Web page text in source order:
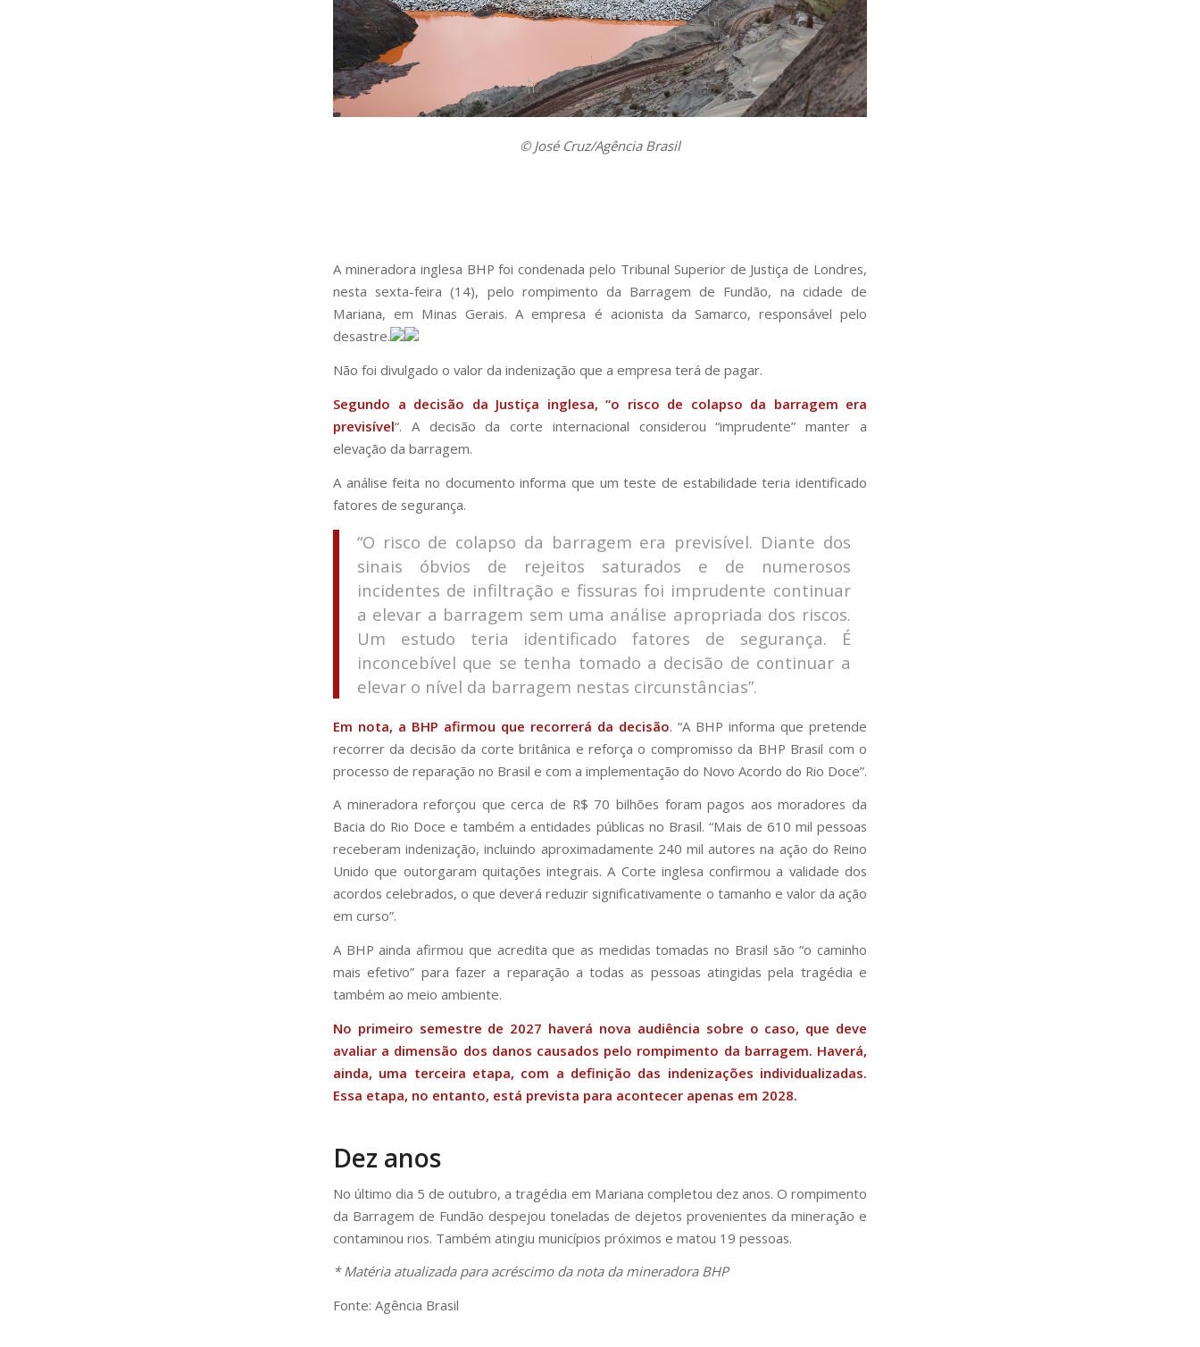
© José Cruz/Agência Brasil
A mineradora inglesa BHP foi condenada pelo Tribunal Superior de Justiça de Londres,
nesta sexta-feira (14), pelo rompimento da Barragem de Fundão, na cidade de
Mariana, em Minas Gerais. A empresa é acionista da Samarco, responsável pelo
desastre.
Não foi divulgado o valor da indenização que a empresa terá de pagar.
Segundo a decisão da Justiça inglesa, “o risco de colapso da barragem era
previsível“. A decisão da corte internacional considerou “imprudente” manter a
elevação da barragem.
A análise feita no documento informa que um teste de estabilidade teria identificado
fatores de segurança.
“O risco de colapso da barragem era previsível. Diante dos
sinais óbvios de rejeitos saturados e de numerosos
incidentes de infiltração e fissuras foi imprudente continuar
a elevar a barragem sem uma análise apropriada dos riscos.
Um estudo teria identificado fatores de segurança. É
inconcebível que se tenha tomado a decisão de continuar a
elevar o nível da barragem nestas circunstâncias”.
Em nota, a BHP afirmou que recorrerá da decisão. “A BHP informa que pretende
recorrer da decisão da corte britânica e reforça o compromisso da BHP Brasil com o
processo de reparação no Brasil e com a implementação do Novo Acordo do Rio Doce”.
A mineradora reforçou que cerca de R$ 70 bilhões foram pagos aos moradores da
Bacia do Rio Doce e também a entidades públicas no Brasil. “Mais de 610 mil pessoas
receberam indenização, incluindo aproximadamente 240 mil autores na ação do Reino
Unido que outorgaram quitações integrais. A Corte inglesa confirmou a validade dos
acordos celebrados, o que deverá reduzir significativamente o tamanho e valor da ação
em curso”.
A BHP ainda afirmou que acredita que as medidas tomadas no Brasil são “o caminho
mais efetivo” para fazer a reparação a todas as pessoas atingidas pela tragédia e
também ao meio ambiente.
No primeiro semestre de 2027 haverá nova audiência sobre o caso, que deve
avaliar a dimensão dos danos causados pelo rompimento da barragem. Haverá,
ainda, uma terceira etapa, com a definição das indenizações individualizadas.
Essa etapa, no entanto, está prevista para acontecer apenas em 2028.
Dez anos
No último dia 5 de outubro, a tragédia em Mariana completou dez anos. O rompimento
da Barragem de Fundão despejou toneladas de dejetos provenientes da mineração e
contaminou rios. Também atingiu municípios próximos e matou 19 pessoas.
* Matéria atualizada para acréscimo da nota da mineradora BHP
Fonte: Agência Brasil